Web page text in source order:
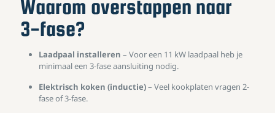
Waarom overstappen naar
3-fase?
Laadpaal installeren – Voor een 11 kW laadpaal heb je
minimaal een 3-fase aansluiting nodig.
Elektrisch koken (inductie)– Veel kookplaten vragen 2-
fase of 3-fase.